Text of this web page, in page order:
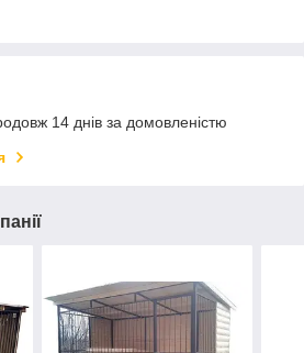
14 днів за домовленістю